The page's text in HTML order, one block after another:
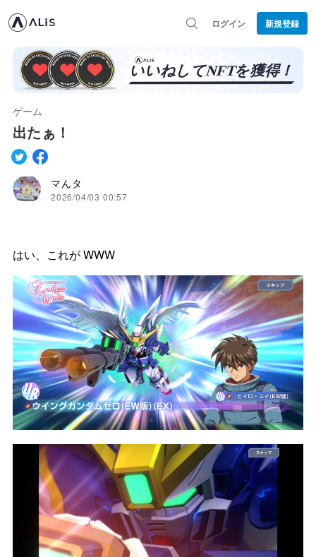
ログイン 新規登録
ゲーム
出たぁ！
マんタ
2026/04/03 00:57
はい、これが WWW